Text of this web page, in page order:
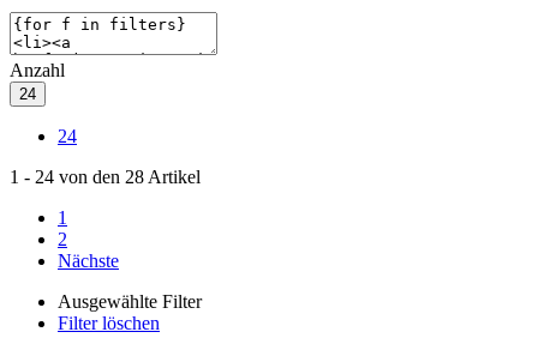
Anzahl
24
24
1 - 24 von den 28 Artikel
1
2
Nächste
Ausgewählte Filter
Filter löschen